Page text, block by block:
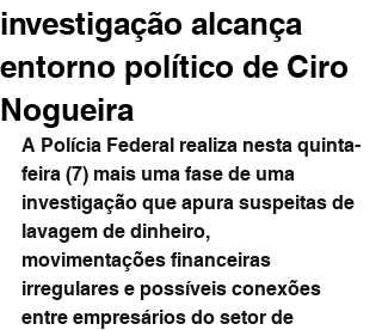
investigação alcança
entorno político de Ciro
Nogueira
A Polícia Federal realiza nesta quinta-
feira (7) mais uma fase de uma
investigação que apura suspeitas de
lavagem de dinheiro,
movimentações financeiras
irregulares e possíveis conexões
entre empresários do setor de